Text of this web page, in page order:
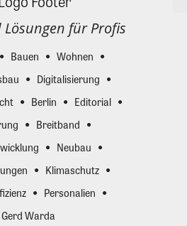
Lösungen für Profis
Bauen
Wohnen
Digitalisierung
Berlin
Editorial
Breitband
Neubau
Klimaschutz
Personalien
Gerd Warda